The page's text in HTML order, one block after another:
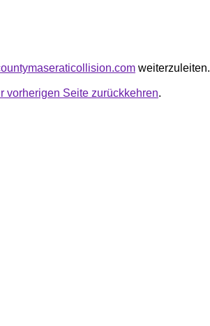
weiterzuleiten.
vorherigen Seite zurückkehren.